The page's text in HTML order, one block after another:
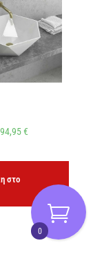
94,95€
στο
0